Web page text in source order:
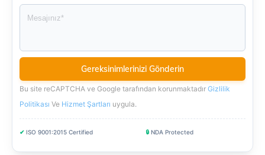
Bu site reCAPTCHA ve Google tarafından korunmaktadır Gizlilik
Politikası Ve Hizmet Şartları uygula.
✔ ISO 9001:2015 Certified 🔒 NDA Protected